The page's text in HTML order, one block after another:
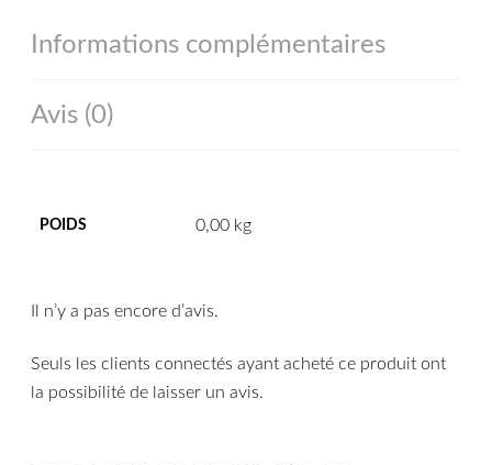
Informations complémentaires
Avis (0)
POIDS 0,00 kg
Il n’y a pas encore d’avis.
Seuls les clients connectés ayant acheté ce produit ont
la possibilité de laisser un avis.